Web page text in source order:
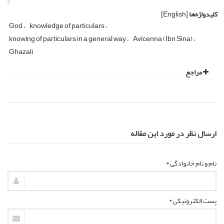
کلیدواژه‌ها[English]
God knowledge of particulars
knowing of particulars in a general way Avicenna (Ibn Sina)
Ghazali
مراجع
ارسال نظر در مورد این مقاله
نام و نام خانوادگی *
پست الکترونیکی *